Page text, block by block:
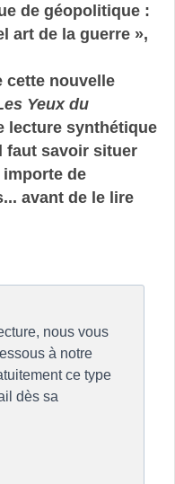
de géopolitique :
art de la guerre »,
cette nouvelle
Yeux du
lecture synthétique
faut savoir situer
de
avant de le lire